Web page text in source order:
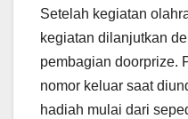
Setelah kegiatan
kegiatan dilanjutkan
pembagian doorprize.
nomor keluar saat
hadiah mulai dari